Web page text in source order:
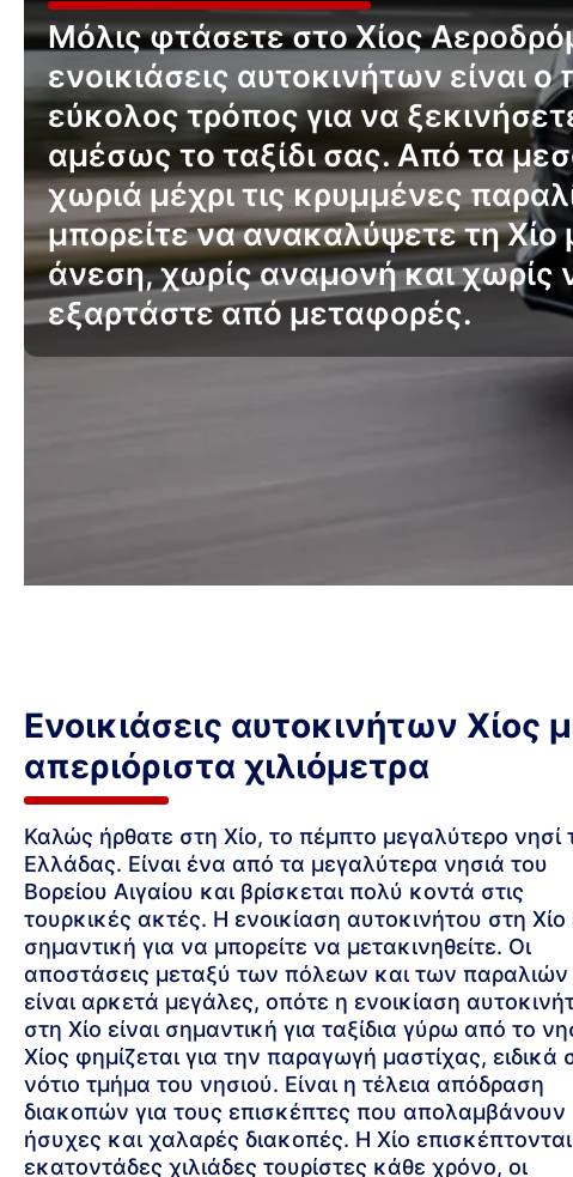
Μόλις φτάσετε στο Χίος
ενοικιάσεις αυτοκινήτων είναι ο
εύκολος τρόπος για να
αμέσως το ταξίδι σας. Από τα
χωριά μέχρι τις κρυμμένες
μπορείτε να ανακαλύψετε τη Χίο
άνεση, χωρίς αναμονή και χωρίς
εξαρτάστε από μεταφορές.
Ενοικιάσεις αυτοκινήτων Χίος
απεριόριστα χιλιόμετρα
Καλώς ήρθατε στη Χίο, το πέμπτο μεγαλύτερο νησί
Ελλάδας. Είναι ένα από τα μεγαλύτερα νησιά του
Βορείου Αιγαίου και βρίσκεται πολύ κοντά στις
τουρκικές ακτές. Η ενοικίαση αυτοκινήτου στη Χίο
σημαντική για να μπορείτε να μετακινηθείτε. Οι
αποστάσεις μεταξύ των πόλεων και των παραλιών
είναι αρκετά μεγάλες, οπότε η ενοικίαση
στη Χίο είναι σημαντική για ταξίδια γύρω από το
Χίος φημίζεται για την παραγωγή μαστίχας, ειδικά
νότιο τμήμα του νησιού. Είναι η τέλεια απόδραση
διακοπών για τους επισκέπτες που απολαμβάνουν
ήσυχες και χαλαρές διακοπές. Η Χίο επισκέπτονται
εκατοντάδες χιλιάδες τουρίστες κάθε χρόνο, οι